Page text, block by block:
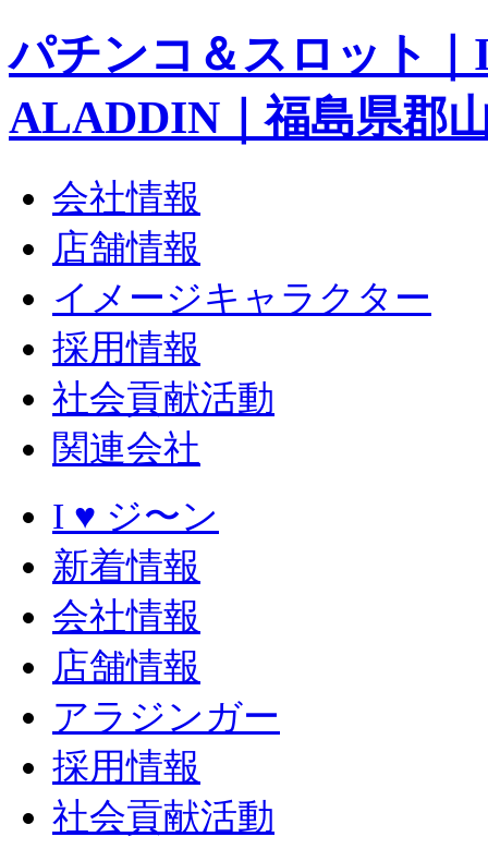
パチンコ＆スロット
ALADDIN｜福島県郡
会社情報
店舗情報
イメージキャラクター
採用情報
社会貢献活動
関連会社
I ♥ ジ〜ン
新着情報
会社情報
店舗情報
アラジンガー
採用情報
社会貢献活動